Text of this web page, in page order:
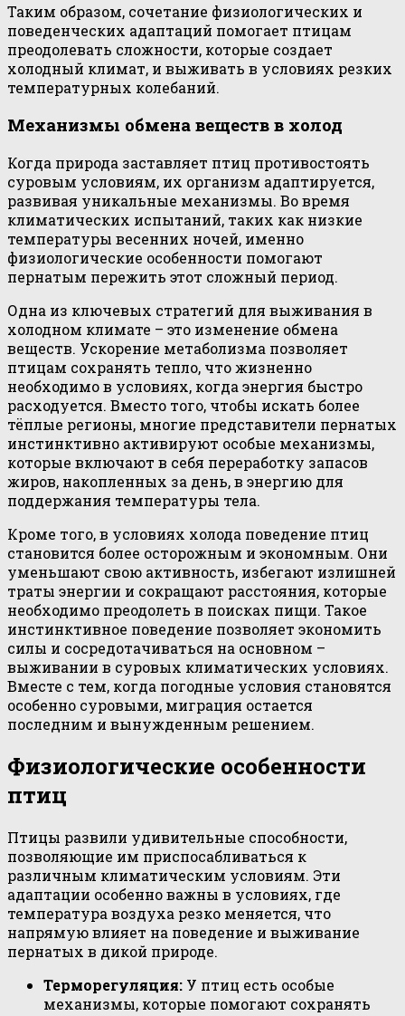
Таким образом, сочетание физиологических и
поведенческих адаптаций помогает птицам
преодолевать сложности, которые создает
холодный климат, и выживать в условиях резких
температурных колебаний.
Механизмы обмена веществ в холод
Когда природа заставляет птиц противостоять
суровым условиям, их организм адаптируется,
развивая уникальные механизмы. Во время
климатических испытаний, таких как низкие
температуры весенних ночей, именно
физиологические особенности помогают
пернатым пережить этот сложный период.
Одна из ключевых стратегий для выживания в
холодном климате – это изменение обмена
веществ. Ускорение метаболизма позволяет
птицам сохранять тепло, что жизненно
необходимо в условиях, когда энергия быстро
расходуется. Вместо того, чтобы искать более
тёплые регионы, многие представители пернатых
инстинктивно активируют особые механизмы,
которые включают в себя переработку запасов
жиров, накопленных за день, в энергию для
поддержания температуры тела.
Кроме того, в условиях холода поведение птиц
становится более осторожным и экономным. Они
уменьшают свою активность, избегают излишней
траты энергии и сокращают расстояния, которые
необходимо преодолеть в поисках пищи. Такое
инстинктивное поведение позволяет экономить
силы и сосредотачиваться на основном –
выживании в суровых климатических условиях.
Вместе с тем, когда погодные условия становятся
особенно суровыми, миграция остается
последним и вынужденным решением.
Физиологические особенности
птиц
Птицы развили удивительные способности,
позволяющие им приспосабливаться к
различным климатическим условиям. Эти
адаптации особенно важны в условиях, где
температура воздуха резко меняется, что
напрямую влияет на поведение и выживание
пернатых в дикой природе.
Терморегуляция: У птиц есть особые
механизмы, которые помогают сохранять